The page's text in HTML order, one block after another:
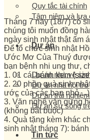
Quy tắc tài chính
Tâm niệm và lựa
Dự án
Dự án nhà vệ
Dự án nhà nội
Dự án trải
Dự án sự sống
Tin tức
Tháng 7 này (18/7) có
chúng tôi muốn đồng
ngày sinh nhật thật ấm
Để tổ chức sinh nhật
Ước Mơ Của Thuý
bạn bệnh nhi ung thư,
1. 01 cái bánh kem
2. 20 phần quà sinh
ước của các bạn nhỏ…)
3. Văn nghệ văn gừng
(không bắt buộc)
4. Quà tặng kèm khác
sinh nhật tháng 7):